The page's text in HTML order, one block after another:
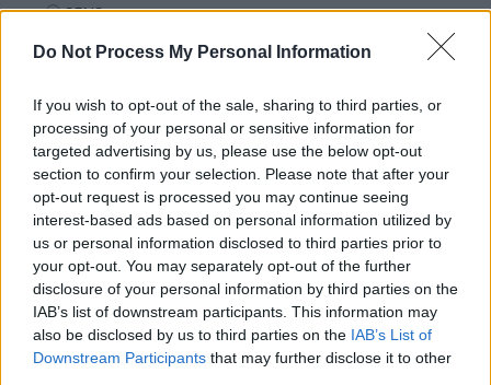
Do Not Process My Personal Information
If you wish to opt-out of the sale, sharing to third parties, or
processing of your personal or sensitive information for
targeted advertising by us, please use the below opt-out
section to confirm your selection. Please note that after your
opt-out request is processed you may continue seeing
interest-based ads based on personal information utilized by
us or personal information disclosed to third parties prior to
your opt-out. You may separately opt-out of the further
disclosure of your personal information by third parties on the
IAB’s list of downstream participants. This information may
also be disclosed by us to third parties on the IAB’s List of
Downstream Participants that may further disclose it to other
SENS
SOS (Șoșoacă)
PACE (Peia)
Acțiunea Conservatoare (Târziu)
PDF (Lazarus)
PUSL (D. Voiculescu)
PNȚCD (Pavelescu)
PNCR (Terheș)
Partidul Patrioților (Surugiu)
FAR (Coarnă)
România pe Primul Loc (Ponta)